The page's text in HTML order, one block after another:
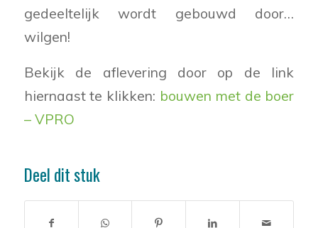
gedeeltelijk wordt gebouwd door…
wilgen!
Bekijk de aflevering door op de link
hiernaast te klikken: bouwen met de boer
– VPRO
Deel dit stuk